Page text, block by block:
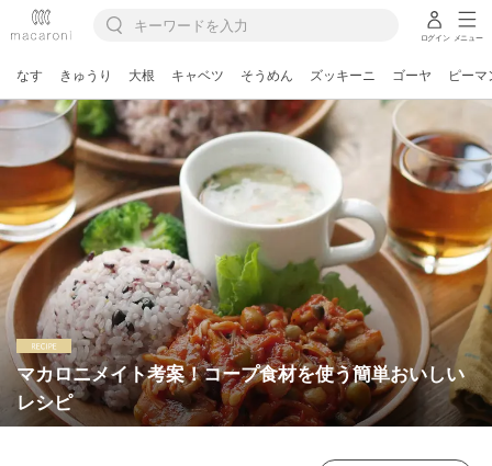
ログイン メニュー
なす きゅうり 大根 キャベツ そうめん ズッキーニ ゴーヤ ピーマ
マカロニメイト考案！コープ食材を使う簡単おいしい
レシピ